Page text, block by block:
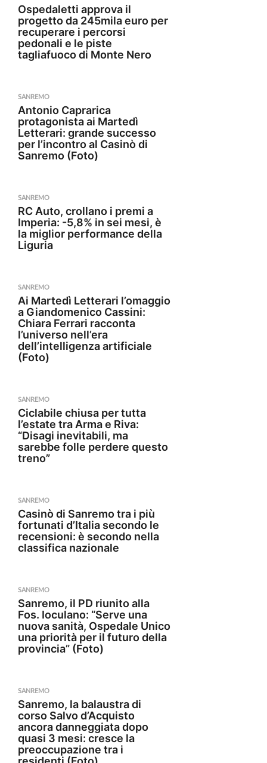
Ospedaletti approva il
progetto da 245mila euro per
recuperare i percorsi
pedonali e le piste
tagliafuoco di Monte Nero
SANREMO
Antonio Caprarica
protagonista ai Martedì
Letterari: grande successo
per l’incontro al Casinò di
Sanremo (Foto)
SANREMO
RC Auto, crollano i premi a
Imperia: -5,8% in sei mesi, è
la miglior performance della
Liguria
SANREMO
Ai Martedì Letterari l’omaggio
a Giandomenico Cassini:
Chiara Ferrari racconta
l’universo nell’era
dell’intelligenza artificiale
(Foto)
SANREMO
Ciclabile chiusa per tutta
l’estate tra Arma e Riva:
“Disagi inevitabili, ma
sarebbe folle perdere questo
treno”
SANREMO
Casinò di Sanremo tra i più
fortunati d’Italia secondo le
recensioni: è secondo nella
classifica nazionale
SANREMO
Sanremo, il PD riunito alla
Fos. Ioculano: “Serve una
nuova sanità, Ospedale Unico
una priorità per il futuro della
provincia” (Foto)
SANREMO
Sanremo, la balaustra di
corso Salvo d’Acquisto
ancora danneggiata dopo
quasi 3 mesi: cresce la
preoccupazione tra i